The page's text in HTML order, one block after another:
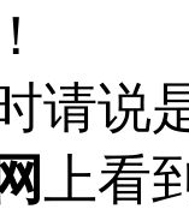
请说
上看